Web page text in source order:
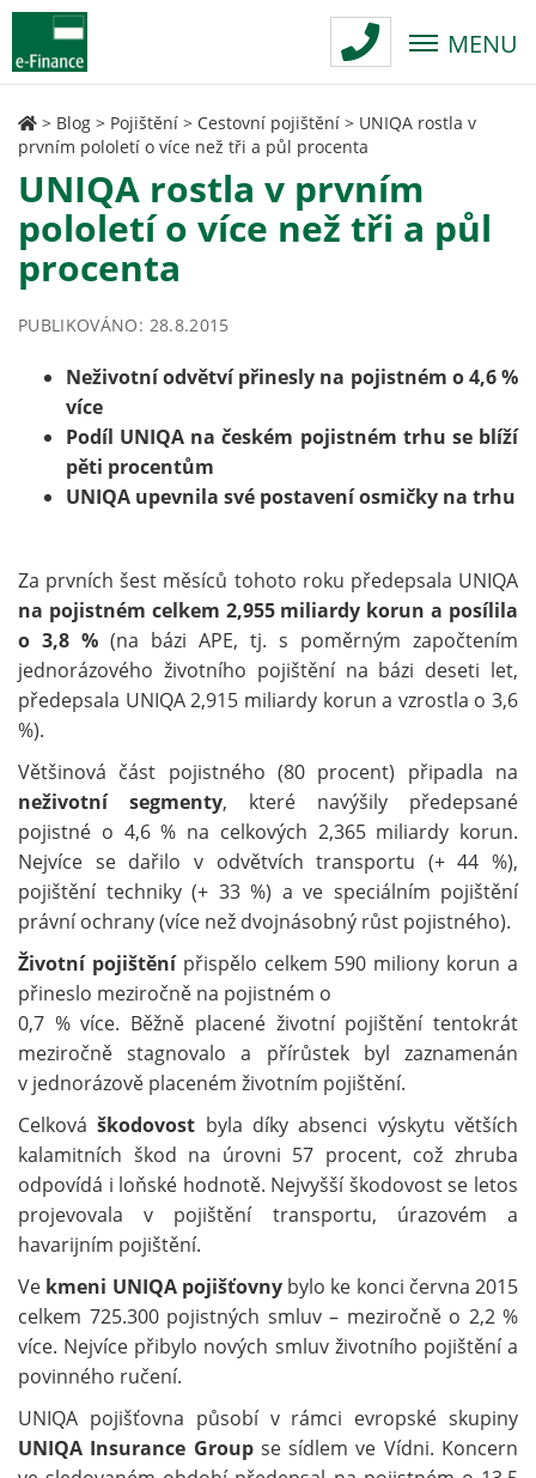
MENU
> Blog > Pojištění > Cestovní pojištění > UNIQA rostla v
prvním pololetí o více než tři a půl procenta
UNIQA rostla v prvním
pololetí o více než tři a půl
procenta
PUBLIKOVÁNO: 28.8.2015
Neživotní odvětví přinesly na pojistném o 4,6 %
více
Podíl UNIQA na českém pojistném trhu se blíží
pěti procentům
UNIQA upevnila své postavení osmičky na trhu
Za prvních šest měsíců tohoto roku předepsala UNIQA
na pojistném celkem 2,955 miliardy korun a posílila
o 3,8 % (na bázi APE, tj. s poměrným započtením
jednorázového životního pojištění na bázi deseti let,
předepsala UNIQA 2,915 miliardy korun a vzrostla o 3,6
%).
Většinová část pojistného (80 procent) připadla na
neživotní segmenty, které navýšily předepsané
pojistné o 4,6 % na celkových 2,365 miliardy korun.
Nejvíce se dařilo v odvětvích transportu (+ 44 %),
pojištění techniky (+ 33 %) a ve speciálním pojištění
právní ochrany (více než dvojnásobný růst pojistného).
Životní pojištěnípřispělo celkem 590 miliony korun a
přineslo meziročně na pojistném o
0,7 % více. Běžně placené životní pojištění tentokrát
meziročně stagnovalo a přírůstek byl zaznamenán
v jednorázově placeném životním pojištění.
Celkováškodovost byla díky absenci výskytu větších
kalamitních škod na úrovni 57 procent, což zhruba
odpovídá i loňské hodnotě. Nejvyšší škodovost se letos
projevovala v pojištění transportu, úrazovém a
havarijním pojištění.
Ve kmeni UNIQA pojišťovnybylo ke konci června 2015
celkem 725.300 pojistných smluv – meziročně o 2,2 %
více. Nejvíce přibylo nových smluv životního pojištění a
povinného ručení.
UNIQA pojišťovna působí v rámci evropské skupiny
UNIQA Insurance Groupse sídlem ve Vídni. Koncern